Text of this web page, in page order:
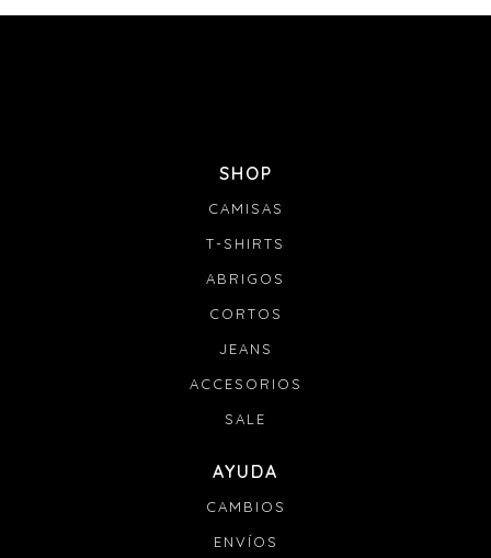
SHOP
CAMISAS
T-SHIRTS
ABRIGOS
CORTOS
JEANS
ACCESORIOS
SALE
AYUDA
CAMBIOS
ENVÍOS